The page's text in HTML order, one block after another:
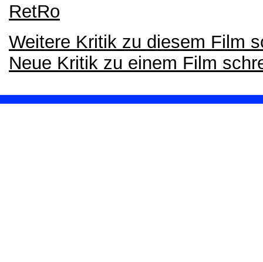
RetRo
Weitere Kritik zu diesem Film
Neue Kritik zu einem Film